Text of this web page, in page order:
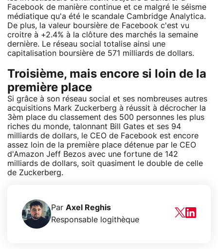
Facebook de manière continue et ce malgré le séisme
médiatique qu'a été le scandale Cambridge Analytica.
De plus, la valeur boursière de Facebook c'est vu
croitre à +2.4% à la clôture des marchés la semaine
dernière. Le réseau social totalise ainsi une
capitalisation boursière de 571 milliards de dollars.
Troisième, mais encore si loin de la
première place
Si grâce à son réseau social et ses nombreuses autres
acquisitions Mark Zuckerberg à réussit à décrocher la
3èm place du classement des 500 personnes les plus
riches du monde, talonnant Bill Gates et ses 94
milliards de dollars, le CEO de Facebook est encore
assez loin de la première place détenue par le CEO
d'Amazon Jeff Bezos avec une fortune de 142
milliards de dollars, soit quasiment le double de celle
de Zuckerberg.
Par Axel Reghis
Responsable logithèque